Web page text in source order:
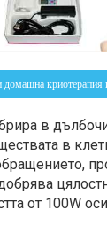
домашна
в
в
от 100W